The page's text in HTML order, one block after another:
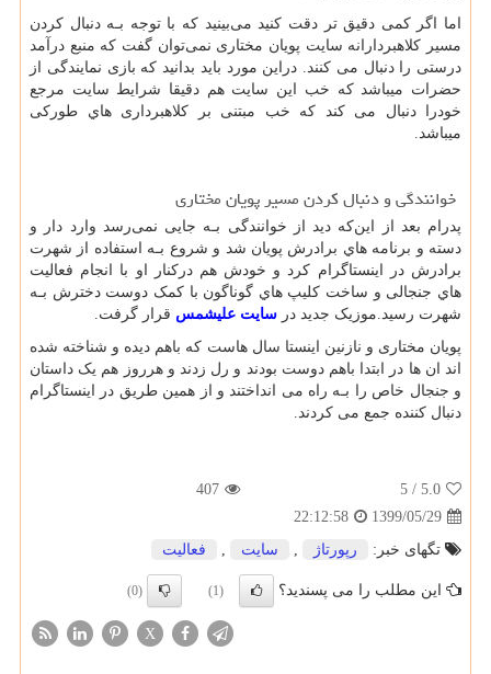
اما اگر کمی دقیق تر دقت کنید می‌بینید که با توجه بـه دنبال کردن
مسیر کلاهبردارانه سایت پویان مختاری نمی‌توان گفت که منبع درآمد
درستی را دنبال می کنند. دراین مورد باید بدانید که بازی نمایندگی از
حضرات میباشد که خب این سایت هم دقیقا شرایط سایت مرجع
خودرا دنبال می کند که خب مبتنی بر کلاهبرداری هاي‌ طورکی
میباشد
خوانندگی و دنبال کردن مسیر پویان مختاری
پدرام بعد از این‌که دید از خوانندگی بـه جایی نمی‌رسد وارد دار و
دسته و برنامه هاي‌ برادرش پویان شد و شروع بـه استفاده از شهرت
برادرش در اینستاگرام کرد و خودش هم درکنار او با انجام فعالیت
هاي‌ جنجالی و ساخت کلیپ هاي‌ گوناگون با کمک دوست دخترش بـه
شهرت رسید.موزیک جدید در سایت علیشمس قرار گرفت
پویان مختاری و نازنین اینستا سال هاست که باهم دیده و شناخته شده
اند ان ها در ابتدا باهم دوست بودند و رل زدند و هرروز هم یک داستان
و جنجال خاص را بـه راه می انداختند و از همین طریق در اینستاگرام
دنبال کننده جمع می کردند
5.0
/ 5
407
1399/05/29
22:12:58
تگهای خبر:
رپورتاژ , سایت , فعالیت
این مطلب را می پسندید؟ (1)
(0)
X